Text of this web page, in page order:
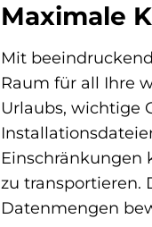
Maximale
Mit
Raum für all Ihre
Urlaubs, wichtige
Einschränkungen
zu transportieren.
Datenmengen